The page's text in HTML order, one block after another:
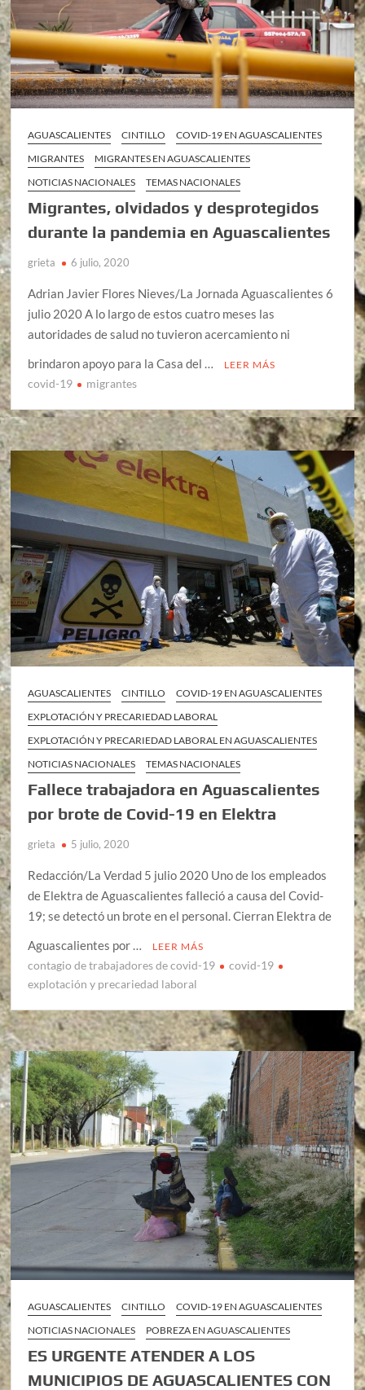
AGUASCALIENTES CINTILLO
COVID-19 EN AGUASCALIENTES
MIGRANTES
MIGRANTES EN AGUASCALIENTES
NOTICIAS NACIONALES
TEMAS NACIONALES
Migrantes, olvidados y desprotegidos
durante la pandemia en Aguascalientes
grieta 6 julio, 2020
Adrian Javier Flores Nieves/La Jornada Aguascalientes 6
julio 2020 A lo largo de estos cuatro meses las
autoridades de salud no tuvieron acercamiento ni
brindaron apoyo para la Casa del …
LEER MÁS
covid-19 migrantes
AGUASCALIENTES CINTILLO
COVID-19 EN AGUASCALIENTES
EXPLOTACIÓN Y PRECARIEDAD LABORAL
EXPLOTACIÓN Y PRECARIEDAD LABORAL EN AGUASCALIENTES
NOTICIAS NACIONALES
TEMAS NACIONALES
Fallece trabajadora en Aguascalientes
por brote de Covid-19 en Elektra
grieta 5 julio, 2020
Redacción/La Verdad 5 julio 2020 Uno de los empleados
de Elektra de Aguascalientes falleció a causa del Covid-
19; se detectó un brote en el personal. Cierran Elektra de
Aguascalientes por …
LEER MÁS
contagio de trabajadores de covid-19
covid-19
explotación y precariedad laboral
AGUASCALIENTES CINTILLO
COVID-19 EN AGUASCALIENTES
NOTICIAS NACIONALES
POBREZA EN AGUASCALIENTES
ES URGENTE ATENDER A LOS
MUNICIPIOS DE AGUASCALIENTES CON